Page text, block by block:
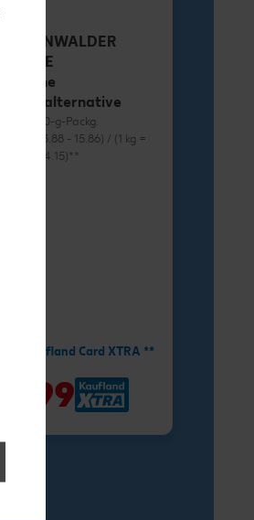
RÜGENWALDER
MÜHLE
Vegane
Wurstalternative
je 70 - 80-g-Packg.
(1 kg = 13.88 - 15.86) / (1 kg =
12.38 - 14.15)**
Mit Kaufland Card XTRA **
0.99